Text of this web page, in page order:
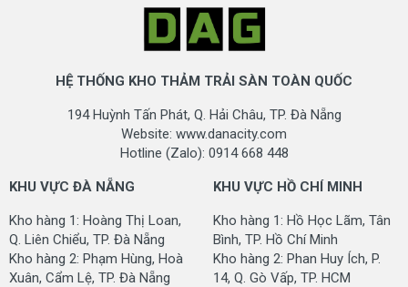
HỆ THỐNG KHO THẢM TRẢI SÀN TOÀN QUỐC
194 Huỳnh Tấn Phát, Q. Hải Châu, TP. Đà Nẵng
Website: www.danacity.com
Hotline (Zalo): 0914 668 448
KHU VỰC ĐÀ NẴNG
Kho hàng 1: Hoàng Thị Loan,
Q. Liên Chiểu, TP. Đà Nẵng
Kho hàng 2: Phạm Hùng, Hoà
Xuân, Cẩm Lệ, TP. Đà Nẵng
KHU VỰC HỒ CHÍ MINH
Kho hàng 1: Hồ Học Lãm, Tân
Bình, TP. Hồ Chí Minh
Kho hàng 2: Phan Huy Ích, P.
14, Q. Gò Vấp, TP. HCM